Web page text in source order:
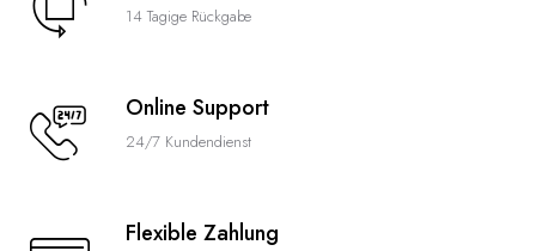
14 Tagige Rückgabe
Online Support
24/7 Kundendienst
Flexible Zahlung